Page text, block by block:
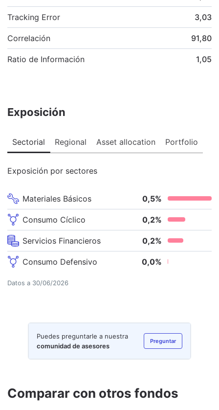
Tracking Error 3,03
Correlación 91,80
Ratio de Información 1,05
Exposición
Sectorial Regional Asset allocation Portfolio
Exposición por sectores
Materiales Básicos 0,5%
Consumo Cíclico 0,2%
Servicios Financieros 0,2%
Consumo Defensivo 0,0%
Datos a 30/06/2026
Puedes preguntarle a nuestra
comunidad de asesores
Preguntar
Comparar con otros fondos